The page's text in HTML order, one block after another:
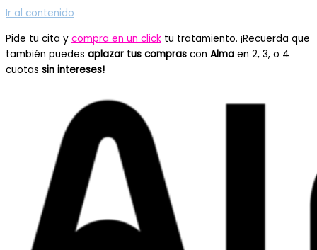
Ir al contenido
Pide tu cita y compra en un click tu tratamiento. ¡Recuerda que
también puedes aplazar tus compras con Alma en 2, 3, o 4
cuotas sin intereses!